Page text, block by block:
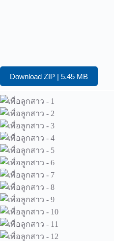
Download ZIP | 5.45 MB